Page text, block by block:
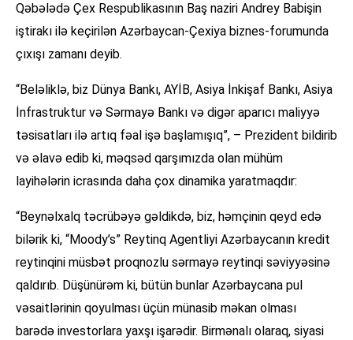
Qəbələdə Çex Respublikasının Baş naziri Andrey Babişin
iştirakı ilə keçirilən Azərbaycan-Çexiya biznes-forumunda
çıxışı zamanı deyib.
“Beləliklə, biz Dünya Bankı, AYİB, Asiya İnkişaf Bankı, Asiya
İnfrastruktur və Sərmayə Bankı və digər aparıcı maliyyə
təsisatları ilə artıq fəal işə başlamışıq”, – Prezident bildirib
və əlavə edib ki, məqsəd qarşımızda olan mühüm
layihələrin icrasında daha çox dinamika yaratmaqdır:
“Beynəlxalq təcrübəyə gəldikdə, biz, həmçinin qeyd edə
bilərik ki, “Moody’s” Reytinq Agentliyi Azərbaycanın kredit
reytinqini müsbət proqnozlu sərmayə reytinqi səviyyəsinə
qaldırıb. Düşünürəm ki, bütün bunlar Azərbaycana pul
vəsaitlərinin qoyulması üçün münasib məkan olması
barədə investorlara yaxşı işarədir. Birmənalı olaraq, siyasi